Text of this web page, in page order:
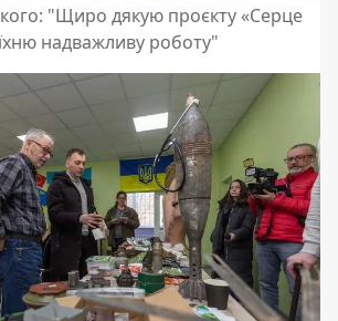
"Щиро дякую проєкту «Серце
надважливу роботу"